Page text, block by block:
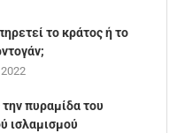
το κράτος ή το
πυραμίδα του
ισλαμισμού